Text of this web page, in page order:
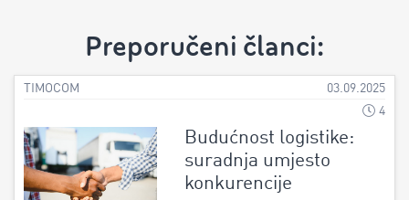
Preporučeni članci:
TIMOCOM
03.09.2025
4
Budućnost logistike:
suradnja umjesto
konkurencije